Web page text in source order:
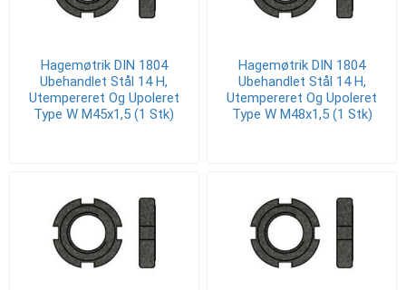
Hagemøtrik DIN 1804
Ubehandlet Stål 14 H,
Utempereret Og Upoleret
Type W M45x1,5 (1 Stk)
Hagemøtrik DIN 1804
Ubehandlet Stål 14 H,
Utempereret Og Upoleret
Type W M48x1,5 (1 Stk)